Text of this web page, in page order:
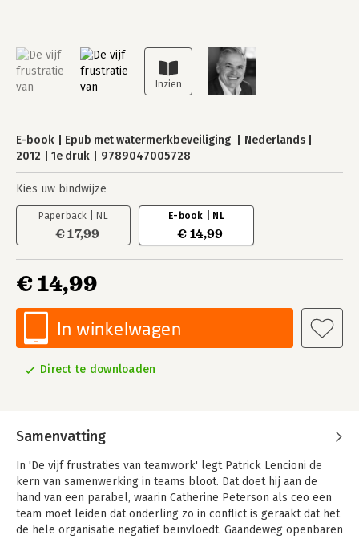
E-book Epub met watermerkbeveiliging
Nederlands
2012
1e druk 9789047005728
Kies uw bindwijze
Paperback | NL
€ 17,99
E-book | NL
€ 14,99
€ 14,99
In winkelwagen
Direct te downloaden
Samenvatting
In 'De vijf frustraties van teamwork' legt Patrick Lencioni de
kern van samenwerking in teams bloot. Dat doet hij aan de
hand van een parabel, waarin Catherine Peterson als ceo een
team moet leiden dat onderling zo in conflict is geraakt dat het
de hele organisatie negatief beïnvloedt. Gaandeweg openbaren